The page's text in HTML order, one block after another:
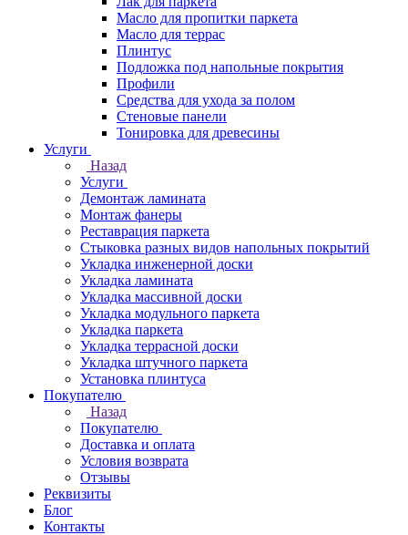
Масло для пропитки паркета
Масло для террас
Плинтус
Подложка под напольные покрытия
Профили
Средства для ухода за полом
Стеновые панели
Тонировка для древесины
Услуги
Назад
Услуги
Демонтаж ламината
Монтаж фанеры
Реставрация паркета
Стыковка разных видов напольных покрытий
Укладка инженерной доски
Укладка ламината
Укладка массивной доски
Укладка модульного паркета
Укладка паркета
Укладка террасной доски
Укладка штучного паркета
Установка плинтуса
Покупателю
Назад
Покупателю
Доставка и оплата
Условия возврата
Отзывы
Реквизиты
Блог
Контакты